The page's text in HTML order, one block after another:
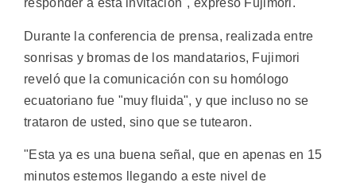
responder a esta invitación", expresó Fujimori.
Durante la conferencia de prensa, realizada entre
sonrisas y bromas de los mandatarios, Fujimori
reveló que la comunicación con su homólogo
ecuatoriano fue "muy fluida", y que incluso no se
trataron de usted, sino que se tutearon.
"Esta ya es una buena señal, que en apenas en 15
minutos estemos llegando a este nivel de